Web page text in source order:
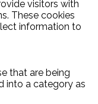
visitors with
These cookies
information to
that are being
into a category as